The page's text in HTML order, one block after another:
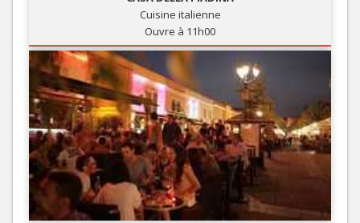
Cuisine italienne
Ouvre à 11h00